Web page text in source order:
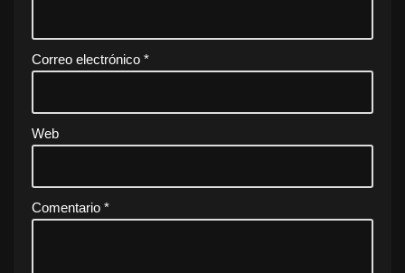
Correo electrónico *
Web
Comentario *